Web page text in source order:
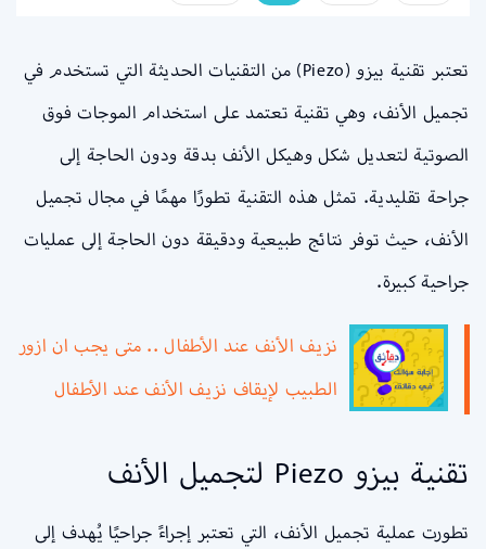
تعتبر تقنية بيزو (Piezo) من التقنيات الحديثة التي تستخدم في
تجميل الأنف، وهي تقنية تعتمد على استخدام الموجات فوق
الصوتية لتعديل شكل وهيكل الأنف بدقة ودون الحاجة إلى
جراحة تقليدية. تمثل هذه التقنية تطورًا مهمًا في مجال تجميل
الأنف، حيث توفر نتائج طبيعية ودقيقة دون الحاجة إلى عمليات
جراحية كبيرة.
نزيف الأنف عند الأطفال .. متى يجب ان ازور
الطبيب لإيقاف نزيف الأنف عند الأطفال
تقنية بيزو Piezo لتجميل الأنف
تطورت عملية تجميل الأنف، التي تعتبر إجراءً جراحيًا يُهدف إلى